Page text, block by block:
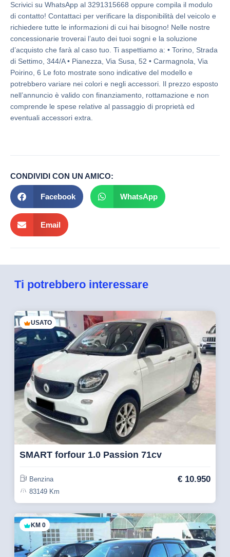
Scrivici su WhatsApp al 3291315668 oppure compila il modulo
di contatto! Contattaci per verificare la disponibilità del veicolo e
richiedere tutte le informazioni di cui hai bisogno! Nelle nostre
concessionarie troverai l’auto dei tuoi sogni e la soluzione
d’acquisto che farà al caso tuo. Ti aspettiamo a: • Torino, Strada
di Settimo, 344/A • Pianezza, Via Susa, 52 • Carmagnola, Via
Poirino, 6 Le foto mostrate sono indicative del modello e
potrebbero variare nei colori e negli accessori. Il prezzo esposto
nell’annuncio è valido con finanziamento, rottamazione e non
comprende le spese relative al passaggio di proprietà ed
eventuali accessori extra.
CONDIVIDI CON UN AMICO:
Facebook WhatsApp
Email
Ti potrebbero interessare
USATO
SMART forfour 1.0 Passion 71cv
Benzina
83149 Km
€ 10.950
KM 0